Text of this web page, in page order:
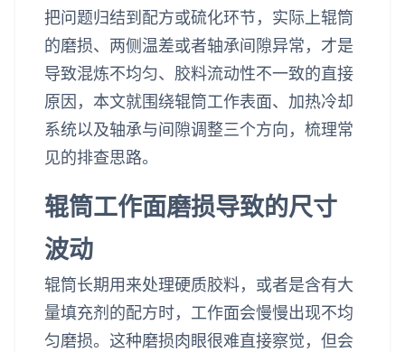
把问题归结到配方或硫化环节，实际上辊筒
的磨损、两侧温差或者轴承间隙异常，才是
导致混炼不均匀、胶料流动性不一致的直接
原因，本文就围绕辊筒工作表面、加热冷却
系统以及轴承与间隙调整三个方向，梳理常
见的排查思路。
辊筒工作面磨损导致的尺寸
波动
辊筒长期用来处理硬质胶料，或者是含有大
量填充剂的配方时，工作面会慢慢出现不均
匀磨损。这种磨损肉眼很难直接察觉，但会